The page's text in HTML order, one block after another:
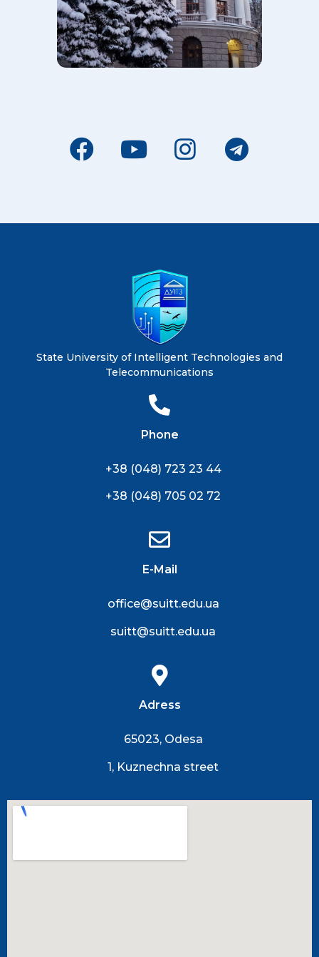
State University of Intelligent Technologies and
Telecommunications
Phone
+38 (048) 723 23 44
+38 (048) 705 02 72
E-Mail
office@suitt.edu.ua
suitt@suitt.edu.ua
Adress
65023, Odesa
1, Kuznechna street